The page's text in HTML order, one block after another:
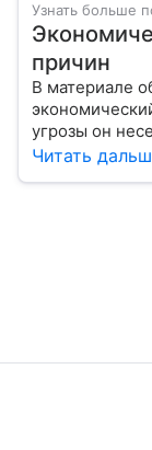
Узнать больше
причин
В материале
угрозы он
Читать